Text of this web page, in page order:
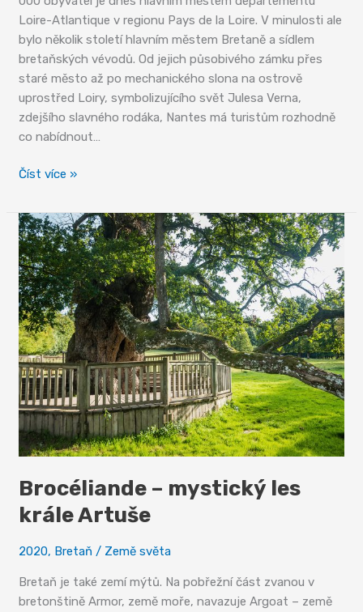
Loire-Atlantique v regionu Pays de la Loire. V minulosti ale
bylo několik století hlavním městem Bretaně a sídlem
bretaňských vévodů. Od jejich působivého zámku přes
staré město až po mechanického slona na ostrově
uprostřed Loiry, symbolizujícího svět Julesa Verna,
zdejšího slavného rodáka, Nantes má turistům rozhodně
co nabídnout…
Nantes
bývalá
metropole
Číst více »
Brocéliande – mystický les
krále Artuše
2020, Bretaň / Země světa
Bretaň je také zemí mýtů. Na pobřežní část zvanou v
bretonštině Armor, země moře, navazuje Argoat – země